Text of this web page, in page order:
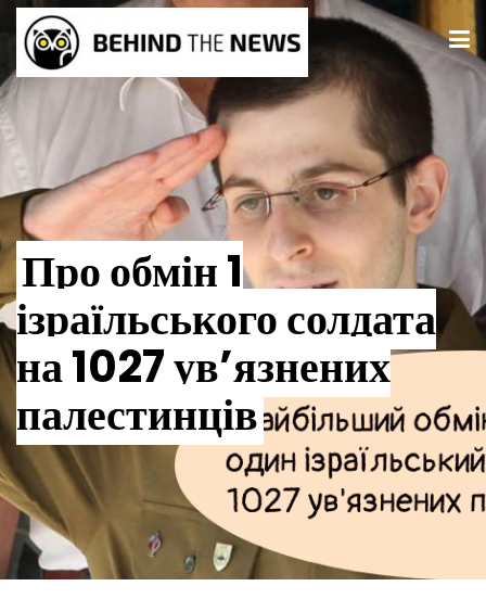
Про обмін 1
ізраїльського солдата
на 1027 ув’язнених
палестинців